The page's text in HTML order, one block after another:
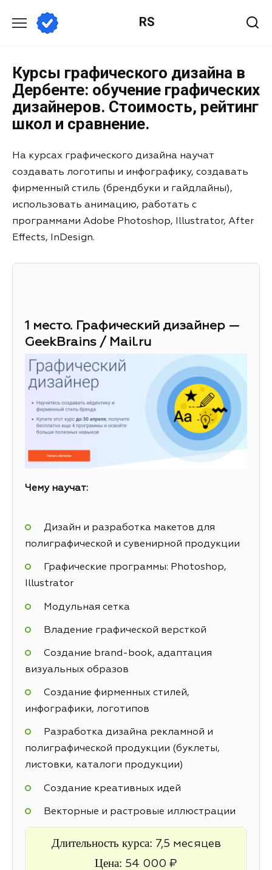
RS
Курсы графического дизайна в
Дербенте: обучение графических
дизайнеров. Стоимость, рейтинг
школ и сравнение.
На курсах графического дизайна научат
создавать логотипы и инфографику, создавать
фирменный стиль (брендбуки и гайдлайны),
использовать анимацию, работать с
программами Adobe Photoshop, Illustrator, After
Effects, InDesign.
1 место. Графический дизайнер —
GeekBrains / Mail.ru
Чему научат:
Дизайн и разработка макетов для
полиграфической и сувенирной продукции
Графические программы: Photoshop,
Illustrator
Модульная сетка
Владение графической версткой
Создание brand-book, адаптация
визуальных образов
Создание фирменных стилей,
инфографики, логотипов
Разработка дизайна рекламной и
полиграфической продукции (буклеты,
листовки, каталоги продукции)
Создание креативных идей
Векторные и растровые иллюстрации
Длительность курса: 7,5 месяцев
Цена: 54 000 ₽